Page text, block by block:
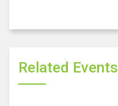
Related Events